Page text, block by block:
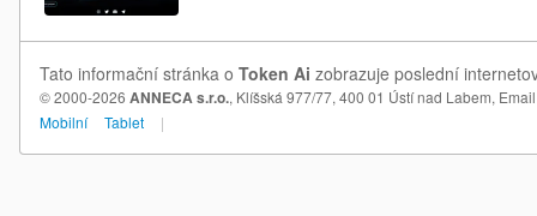
Tato informační stránka o Token Ai zobrazuje poslední
© 2000-2026 ANNECA s.r.o., Klíšská 977/77, 400 01 Ústí nad Labem,
Mobilní
Tablet |